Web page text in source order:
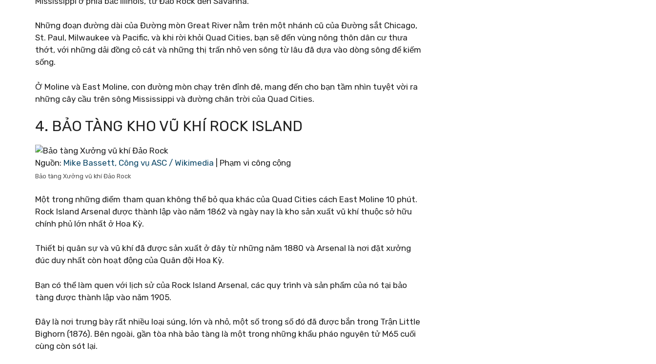
Những đoạn đường dài của Đường mòn Great River nằm trên một nhánh cũ của Đường sắt Chicago,
St. Paul, Milwaukee và Pacific, và khi rời khỏi Quad Cities, bạn sẽ đến vùng nông thôn dân cư thưa
thớt, với những dải đồng cỏ cát và những thị trấn nhỏ ven sông từ lâu đã dựa vào dòng sông để kiếm
sống.
Ở Moline và East Moline, con đường mòn chạy trên đỉnh đê, mang đến cho bạn tầm nhìn tuyệt vời ra
những cây cầu trên sông Mississippi và đường chân trời của Quad Cities.
4. BẢO TÀNG KHO VŨ KHÍ ROCK ISLAND
Nguồn: Mike Bassett, Công vụ ASC / Wikimedia | Phạm vi công cộng
Bảo tàng Xưởng vũ khí Đảo Rock
Một trong những điểm tham quan không thể bỏ qua khác của Quad Cities cách East Moline 10 phút.
Rock Island Arsenal được thành lập vào năm 1862 và ngày nay là kho sản xuất vũ khí thuộc sở hữu
chính phủ lớn nhất ở Hoa Kỳ.
Thiết bị quân sự và vũ khí đã được sản xuất ở đây từ những năm 1880 và Arsenal là nơi đặt xưởng
đúc duy nhất còn hoạt động của Quân đội Hoa Kỳ.
Bạn có thể làm quen với lịch sử của Rock Island Arsenal, các quy trình và sản phẩm của nó tại bảo
tàng được thành lập vào năm 1905.
Đây là nơi trưng bày rất nhiều loại súng, lớn và nhỏ, một số trong số đó đã được bắn trong Trận Little
Bighorn (1876). Bên ngoài, gần tòa nhà bảo tàng là một trong những khẩu pháo nguyên tử M65 cuối
cùng còn sót lại.